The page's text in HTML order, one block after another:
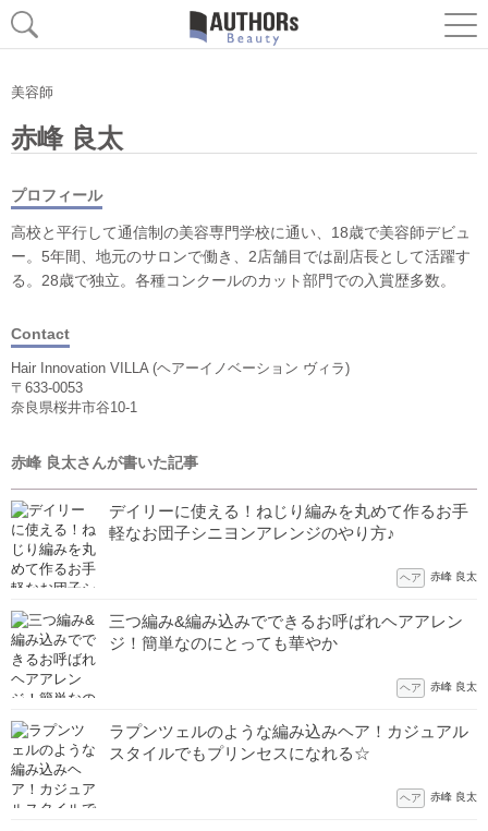
美容師
赤峰 良太
プロフィール
高校と平行して通信制の美容専門学校に通い、18歳で美容師デビュ
ー。5年間、地元のサロンで働き、2店舗目では副店長として活躍す
る。28歳で独立。各種コンクールのカット部門での入賞歴多数。
Contact
Hair Innovation VILLA (ヘアーイノベーション ヴィラ)
〒633-0053
奈良県桜井市谷10-1
赤峰 良太さんが書いた記事
デイリーに使える！ねじり編みを丸めて作るお手
軽なお団子シニヨンアレンジのやり方♪
ヘア 赤峰 良太
三つ編み&編み込みでできるお呼ばれヘアアレン
ジ！簡単なのにとっても華やか
ヘア 赤峰 良太
ラプンツェルのような編み込みヘア！カジュアル
スタイルでもプリンセスになれる☆
ヘア 赤峰 良太